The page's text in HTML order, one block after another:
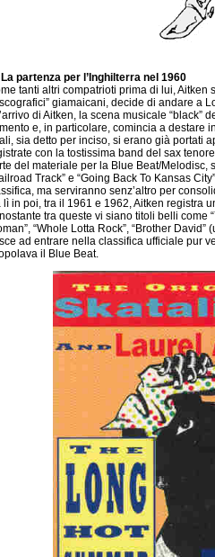
La partenza per l’Inghilterra nel 1960
tanti altri compatrioti prima di lui,
giamaicani, decide di andare a
di Aitken, la scena musicale “black”
e, in particolare, comincia a destare
sia detto per inciso, si erano già portati
con la tostissima band del sax
del materiale per la Blue Beat/Melodisc,
Track” e “Going Back To Kansas
ma serviranno senz’altro per
lì in poi, tra il 1961 e 1962, Aitken registra
tra queste vi siano titoli belli come
“Whole Lotta Rock”, “Brother
ad entrare nella classifica ufficiale pur
il Blue Beat.